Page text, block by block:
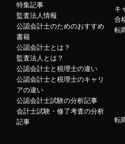
特集記事
監査法人情報
公認会計士のためのおすすめ
書籍
公認会計士とは？
監査法人とは？
公認会計士と税理士の違い
公認会計士と税理士のキャリ
アの違い
公認会計士試験の分析記事
会計士試験・修了考査の分析
記事
キ
合
転
転